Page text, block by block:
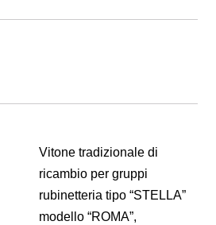
Vitone tradizionale di
ricambio per gruppi
rubinetteria tipo “STELLA”
modello “ROMA”,